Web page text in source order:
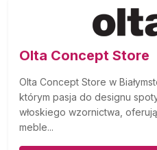
Olta Concept Store
Olta Concept Store w
którym pasja do designu
włoskiego wzornictwa,
meble...